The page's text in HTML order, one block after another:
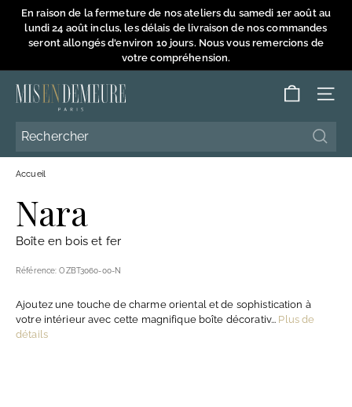
Passer
Diaporama
Pause
En raison de la fermeture de nos ateliers du samedi 1er août au
lundi 24 août inclus, les délais de livraison de nos commandes
seront allongés d'environ 10 jours. Nous vous remercions de
votre compréhension.
M
s
e
n
D
e
m
e
r
e
Accueil
Nara
Boîte en bois et fer
Référence:OZBT3060-00-N
Ajoutez une touche de charme oriental et de sophistication à
votre intérieur avec cette magnifique boîte décorativ... Plus de
détails